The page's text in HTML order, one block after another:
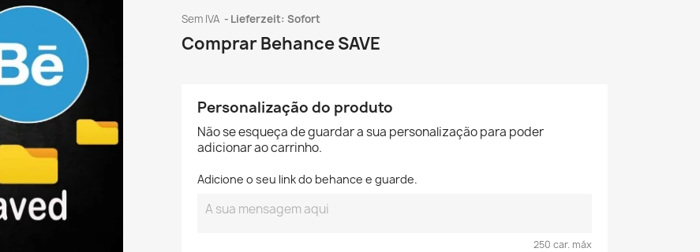
Sem IVA Lieferzeit: Sofort
Comprar Behance SAVE
Personalização do produto
Não se esqueça de guardar a sua personalização para poder
adicionar ao carrinho.
Adicione o seu link do behance e guarde.
250 car. máx